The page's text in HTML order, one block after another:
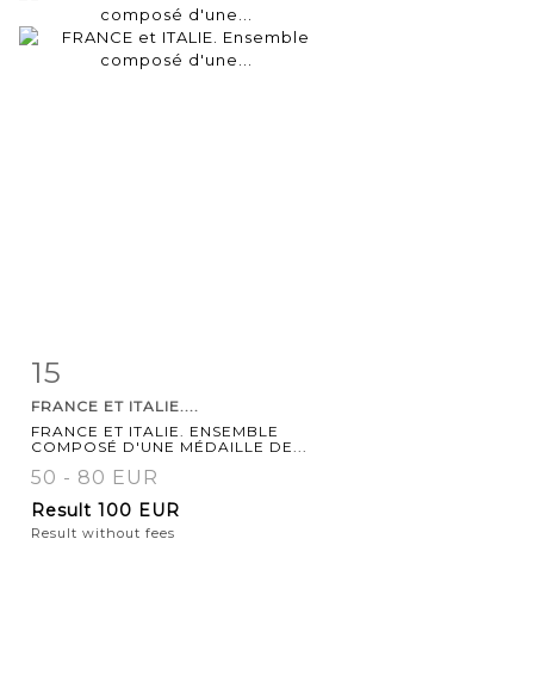
Item detail
15
FRANCE ET ITALIE....
FRANCE ET ITALIE. ENSEMBLE
COMPOSÉ D'UNE MÉDAILLE DE...
50 - 80 EUR
Result 100 EUR
Result without fees